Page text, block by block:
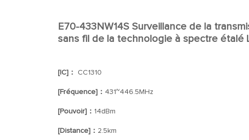
E70-433NW14S Surveillance de la
sans fil de la technologie à spectre étalé
[IC]： CC1310
[Fréquence]： 431~446.5MHz
[Pouvoir]： 14dBm
[Distance]： 2.5km